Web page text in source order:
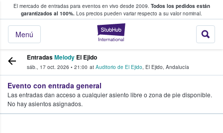
El mercado de entradas para eventos en vivo desde 2009. Todos los pedidos están
garantizados al 100%. Los precios pueden variar respecto a su valor nominal.
StubHub:
Menú
y venta de entradas entre fans
EntradasMelody El Ejido
sáb., 17 oct. 2026 • 21:00 at Auditorio de El Ejido, El Ejido, Andalucía
Evento con entrada general
Las entradas dan acceso a cualquier asiento libre o zona de pie disponible.
No hay asientos asignados.